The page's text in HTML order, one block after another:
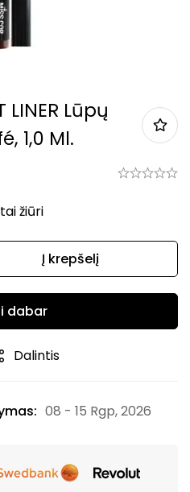
LINER Lūpų
1,0 Ml.
žiūri
Į krepšelį
dabar
Dalintis
08 - 15 Rgp, 2026